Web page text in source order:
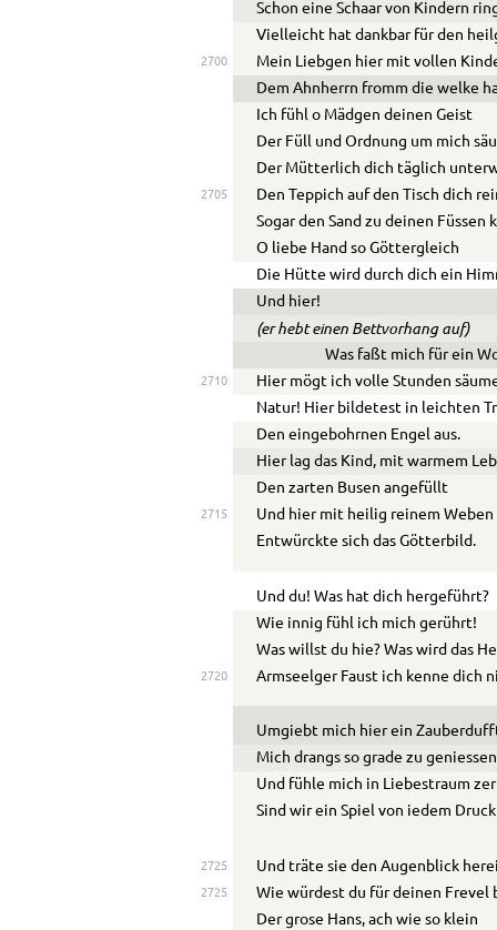
Schon eine Schaar von Kindern
Vielleicht hat dankbar für den
2700
Mein Liebgen hier mit vollen
Dem Ahnherrn fromm die welke
Ich fühl o Mädgen deinen Geist
Der Füll und Ordnung um mich
Der Mütterlich dich täglich
2705
Den Teppich auf den Tisch dich
Sogar den Sand zu deinen Füssen
O liebe Hand so Göttergleich
Die Hütte wird durch dich ein
Und hier!
(er hebt einen Bettvorhang auf)
Was faßt mich für ein
2710
Hier mögt ich volle Stunden
Natur! Hier bildetest in leichten
Den eingebohrnen Engel aus.
Hier lag das Kind, mit warmem
Den zarten Busen angefüllt
2715
Und hier mit heilig reinem Weben
Entwürckte sich das Götterbild.
Und du! Was hat dich hergeführt?
Wie innig fühl ich mich gerührt!
Was willst du hie? Was wird das
2720 Armseelger Faust ich kenne dich
Umgiebt mich hier ein
Mich drangs so grade zu
Und fühle mich in Liebestraum
Sind wir ein Spiel von iedem
2725 Und träte sie den Augenblick
2725
Wie würdest du für deinen Frevel
Der grose Hans, ach wie so klein